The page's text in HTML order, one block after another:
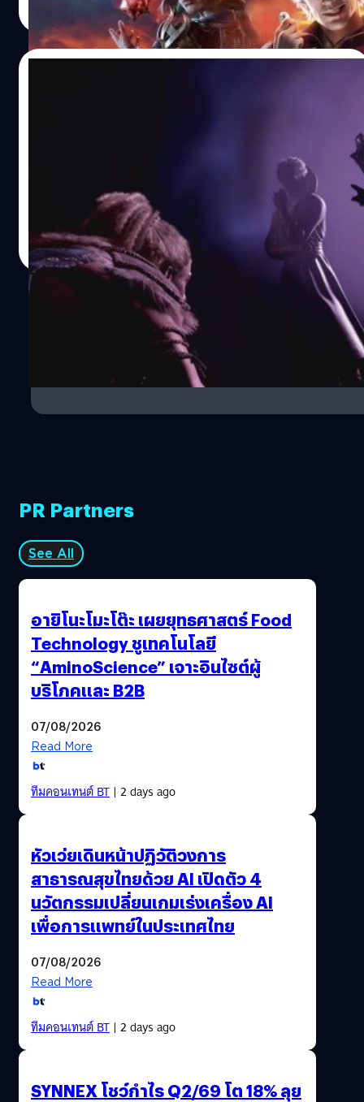
Baldur’s Gate 3 ผู้เล่นสามารถมีความสัมพันธ์ลึกซึ้งกับ Druid
จีรนาถ เรืองทรัพย์ | 1119 days ago
Read More
PR Partners
See All
อายิโนะโมะโต๊ะ เผยยุทธศาสตร์ Food
Technology ชูเทคโนโลยี
“AminoScience” เจาะอินไซต์ผู้
บริโภคและ B2B
07/08/2026
Read More
ทีมคอนเทนต์ BT| 2 days ago
หัวเว่ยเดินหน้าปฏิวัติวงการ
สาธารณสุขไทยด้วย AI เปิดตัว 4
นวัตกรรมเปลี่ยนเกมเร่งเครื่อง AI
เพื่อการแพทย์ในประเทศไทย
07/08/2026
Read More
ทีมคอนเทนต์ BT| 2 days ago
SYNNEX โชว์กำไร Q2/69 โต 18% ลุย